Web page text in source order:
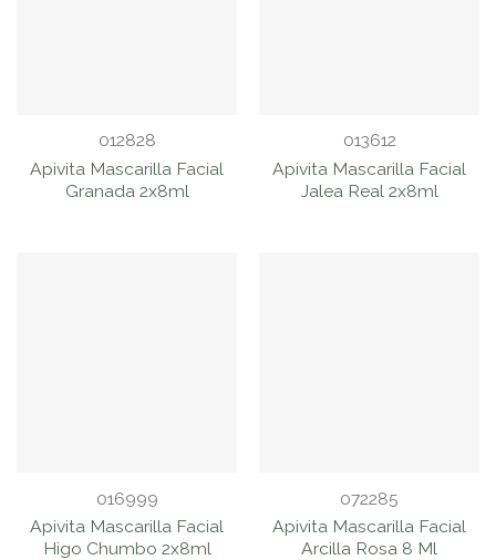
012828
Apivita Mascarilla Facial
Granada 2x8ml
013612
Apivita Mascarilla Facial
Jalea Real 2x8ml
016999
Apivita Mascarilla Facial
Higo Chumbo 2x8ml
072285
Apivita Mascarilla Facial
Arcilla Rosa 8 Ml